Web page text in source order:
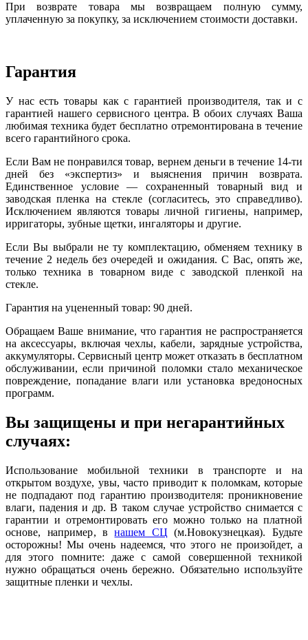
При возврате товара мы возвращаем полную сумму,
уплаченную за покупку, за исключением стоимости доставки.
Гарантия
У нас есть товары как с гарантией производителя, так и с
гарантией нашего сервисного центра. В обоих случаях Ваша
любимая техника будет бесплатно отремонтирована в течение
всего гарантийного срока.
Если Вам не понравился товар, вернем деньги в течение 14-ти
дней без «экспертиз» и выяснения причин возврата.
Единственное условие — сохраненный товарный вид и
заводская пленка на стекле (согласитесь, это справедливо).
Исключением являются товары личной гигиены, например,
ирригаторы, зубные щетки, ингаляторы и другие.
Если Вы выбрали не ту комплектацию, обменяем технику в
течение 2 недель без очередей и ожидания. С Вас, опять же,
только техника в товарном виде с заводской пленкой на
стекле.
Гарантия на уцененный товар: 90 дней.
Обращаем Ваше внимание, что гарантия не распространяется
на аксессуары, включая чехлы, кабели, зарядные устройства,
аккумуляторы. Сервисный центр может отказать в бесплатном
обслуживании, если причиной поломки стало механическое
повреждение, попадание влаги или установка вредоносных
программ.
Вы защищены и при негарантийных
случаях:
Использование мобильной техники в транспорте и на
открытом воздухе, увы, часто приводит к поломкам, которые
не подпадают под гарантию производителя: проникновение
влаги, падения и др. В таком случае устройство снимается с
гарантии и отремонтировать его можно только на платной
основе, например, внашем СЦ (м.Новокузнецкая). Будьте
осторожны! Мы очень надеемся, что этого не произойдет, а
для этого помните: даже с самой совершенной техникой
нужно обращаться очень бережно. Обязательно используйте
защитные пленки и чехлы.